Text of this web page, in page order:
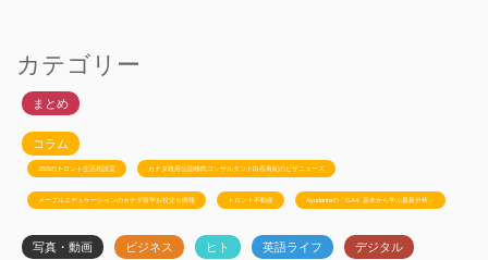
カテゴリー
まとめ
コラム
JSSのトロント生活相談室 カナダ政府公認移民コンサルタント白石有紀のビザニュース
メープルエデュケーションのカナダ留学お役立ち情報 トロント不動産 Ayudanteの「GA4: 基本から学ぶ最新分析」
写真・動画 ビジネス ヒト 英語ライフ デジタル